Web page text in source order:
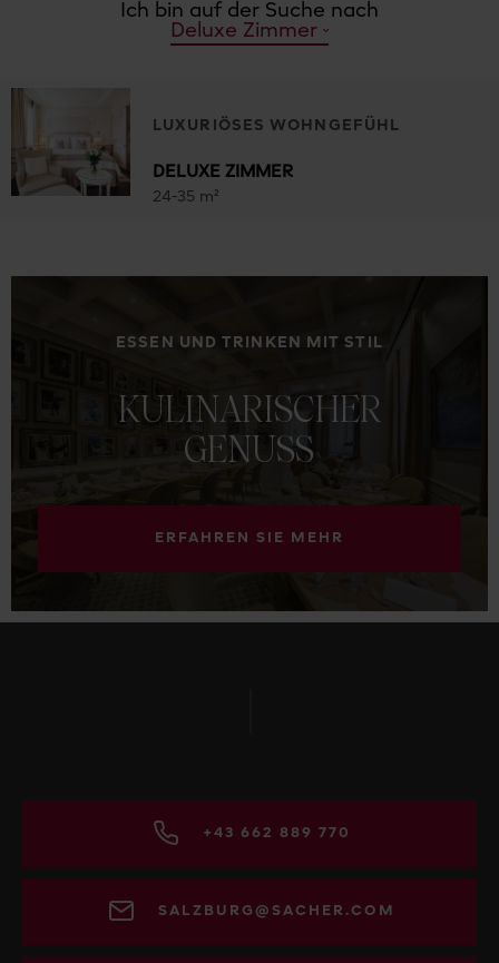
Ich bin auf der Suche nach
Deluxe Zimmer
LUXURIÖSES WOHNGEFÜHL
DELUXE ZIMMER
24-35 m²
ESSEN UND TRINKEN MIT STIL
KULINARISCHER
GENUSS
ERFAHREN SIE MEHR
+43 662 889 770
SALZBURG@SACHER.COM